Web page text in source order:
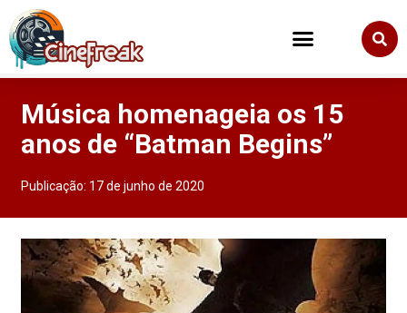
Música homenageia os 15
anos de “Batman Begins”
Publicação: 17 de junho de 2020